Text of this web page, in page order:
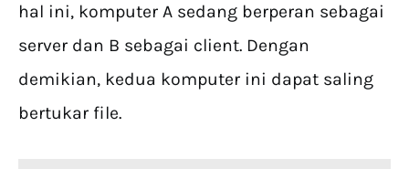
hal ini, komputer A sedang berperan sebagai
server dan B sebagai client. Dengan
demikian, kedua komputer ini dapat saling
bertukar file.